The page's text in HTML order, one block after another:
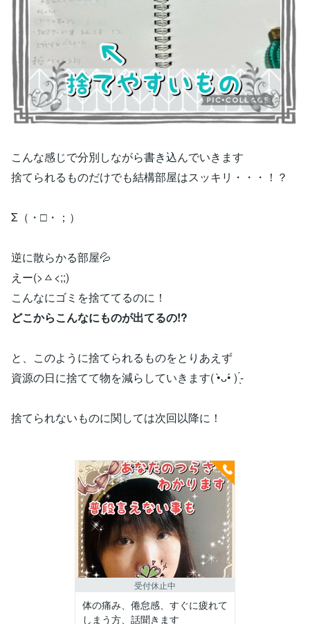
こんな感じで分別しながら書き込んでいきます
捨てられるものだけでも結構部屋はスッキリ・・・！？
Σ（・□・；）
逆に散らかる部屋💦
えー(>ㅿ<;;)
こんなにゴミを捨ててるのに！
どこからこんなにものが出てるの!?
と、このように捨てられるものをとりあえず
資源の日に捨てて物を減らしていきます( •̀ᴗ•́ ) ̖́-
捨てられないものに関しては次回以降に！
受付休止中
体の痛み、倦怠感、すぐに疲れて
しまう方、話聞きます